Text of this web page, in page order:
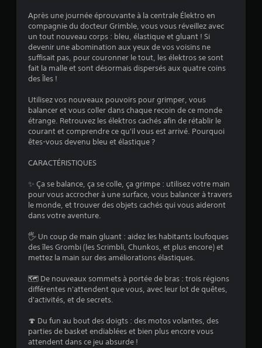
Après une journée éprouvante à la centrale Élektro en
compagnie du docteur Grimble, vous vous réveillez avec
un tout nouveau corps : bleu, élastique et gluant ! Si
devenir une abomination aux yeux de vos voisins ne
suffisait pas, pour couronner le tout, les élektros se sont
fait la malle et sont désormais dispersés aux quatre coins
des Îles !
Utilisez vos nouveaux pouvoirs pour grimper, vous
balancer et vous coller dans chaque recoin de ce monde
étrange. Retrouvez les élektros cachés afin de rétablir le
courant et comprendre ce qu'il vous est arrivé. Pourquoi
êtes-vous devenu bleu et élastique ?
CARACTÉRISTIQUES
✨ Ça se balance, ça se colle, ça grimpe : utilisez votre main
pour vous accrocher à une surface, vous balancer à travers
le monde, et trouver des objets cachés qui vous aideront
dans votre aventure.
🖐️ Un coup de main gluant : aidez les habitants loufoques
des îles Grombi (les Scrimbli, Chunkos, et plus encore) et
mettez la main sur des améliorations élastiques.
🗺️ De nouveaux sommets à portée de bras : trois régions
différentes n'attendent que vous, avec leur lot de quêtes,
d'activités, et de secrets.
🍄 Du fun au bout des doigts : des motos volantes, des
parties de basket endiablées et bien plus encore vous
attendent dans ce jeu absurde !